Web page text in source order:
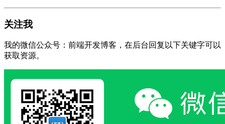
关注我
我的微信公众号：前端开发博客，在后台回复以下关键字可以
获取资源。